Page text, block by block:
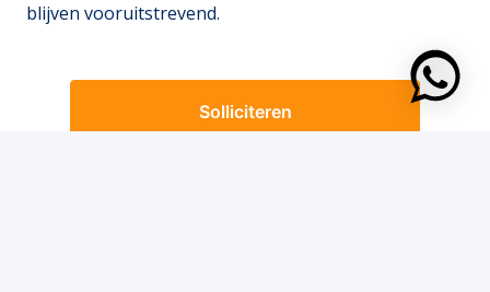
blijven vooruitstrevend.
Solliciteren